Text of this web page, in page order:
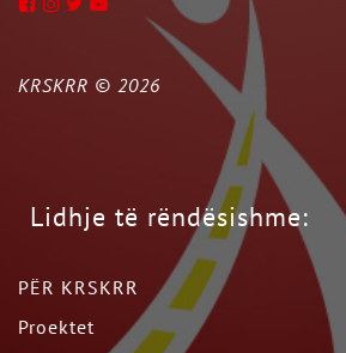
KRSKRR © 2026
Lidhje të rëndësishme:
PËR KRSKRR
Proektet